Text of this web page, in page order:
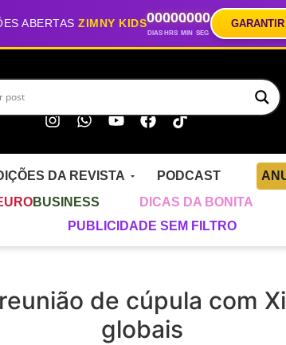
ABERTASZIMNY KIDS00
DIAS
00
HRS
00
MIN
00
SEG
DA REVISTA PODCAST
BUSINESS DICAS DA BONITA
PUBLICIDADE SEM FILTRO
de cúpula com
globais